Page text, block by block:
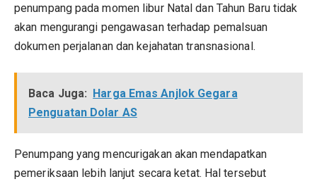
penumpang pada momen libur Natal dan Tahun Baru tidak
akan mengurangi pengawasan terhadap pemalsuan
dokumen perjalanan dan kejahatan transnasional.
Baca Juga: Harga Emas Anjlok Gegara
Penguatan Dolar AS
Penumpang yang mencurigakan akan mendapatkan
pemeriksaan lebih lanjut secara ketat. Hal tersebut